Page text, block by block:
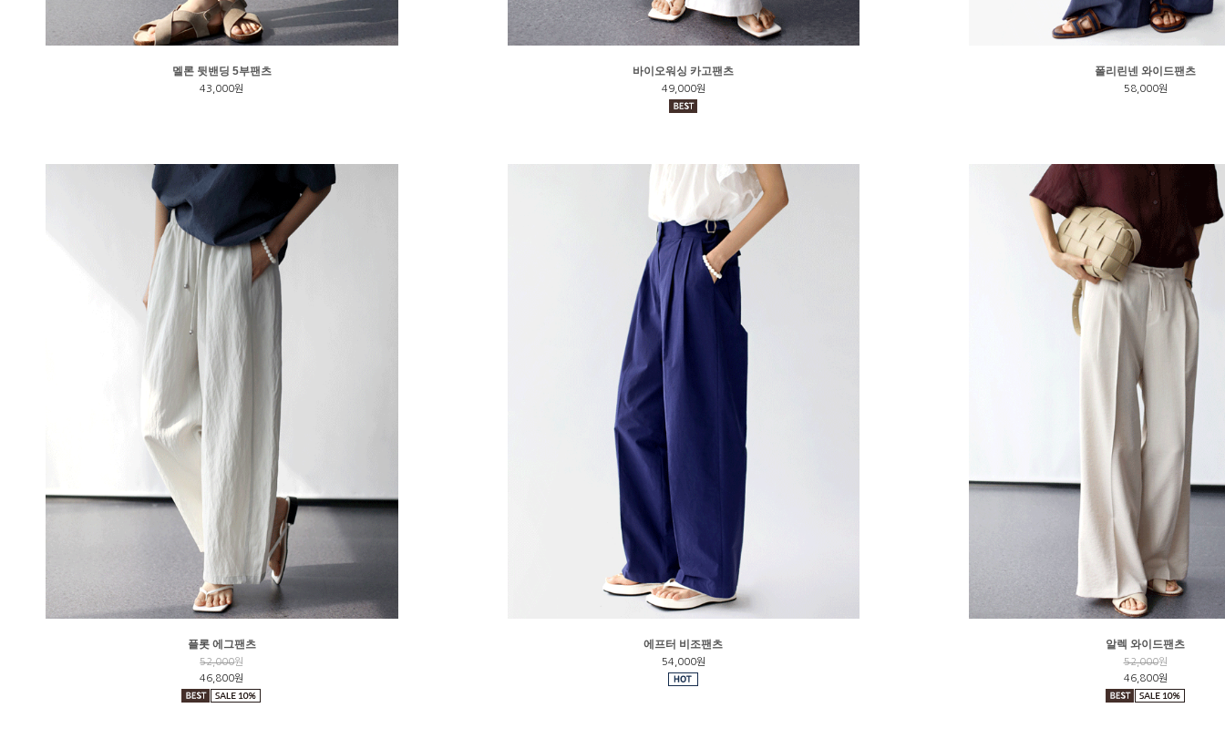
멜론 뒷밴딩 5부팬츠
43,000원
바이오워싱 카고팬츠
49,000원
폴리린넨 와이드팬츠
58,000원
플롯 에그팬츠
52,000원
46,800원
에프터 비조팬츠
54,000원
알렉 와이드팬츠
52,000원
46,800원